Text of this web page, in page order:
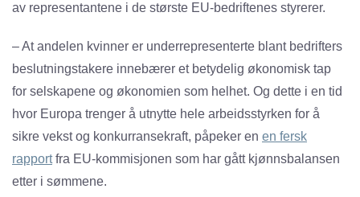
av representantene i de største EU-bedriftenes styrerer.
– At andelen kvinner er underrepresenterte blant bedrifters
beslutningstakere innebærer et betydelig økonomisk tap
for selskapene og økonomien som helhet. Og dette i en tid
hvor Europa trenger å utnytte hele arbeidsstyrken for å
sikre vekst og konkurransekraft, påpeker en en fersk
rapportfra EU-kommisjonen som har gått kjønnsbalansen
etter i sømmene.